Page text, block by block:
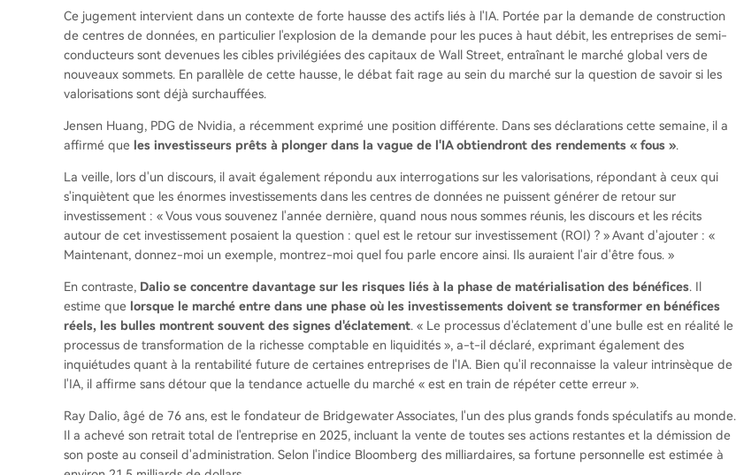
Ce jugement intervient dans un contexte de forte hausse des actifs liés à l'IA. Portée par la demande de construction
de centres de données, en particulier l'explosion de la demande pour les puces à haut débit, les entreprises de semi-
conducteurs sont devenues les cibles privilégiées des capitaux de Wall Street, entraînant le marché global vers de
nouveaux sommets. En parallèle de cette hausse, le débat fait rage au sein du marché sur la question de savoir si les
valorisations sont déjà surchauffées.
Jensen Huang, PDG de Nvidia, a récemment exprimé une position différente. Dans ses déclarations cette semaine, il a
affirmé que les investisseurs prêts à plonger dans la vague de l'IA obtiendront des rendements « fous ».
La veille, lors d'un discours, il avait également répondu aux interrogations sur les valorisations, répondant à ceux qui
s'inquiètent que les énormes investissements dans les centres de données ne puissent générer de retour sur
investissement : « Vous vous souvenez l'année dernière, quand nous nous sommes réunis, les discours et les récits
autour de cet investissement posaient la question : quel est le retour sur investissement (ROI) ? » Avant d'ajouter : «
Maintenant, donnez-moi un exemple, montrez-moi quel fou parle encore ainsi. Ils auraient l'air d'être fous. »
En contraste, Dalio se concentre davantage sur les risques liés à la phase de matérialisation des bénéfices. Il
estime que lorsque le marché entre dans une phase où les investissements doivent se transformer en bénéfices
réels, les bulles montrent souvent des signes d'éclatement. « Le processus d'éclatement d'une bulle est en réalité le
processus de transformation de la richesse comptable en liquidités », a-t-il déclaré, exprimant également des
inquiétudes quant à la rentabilité future de certaines entreprises de l'IA. Bien qu'il reconnaisse la valeur intrinsèque de
l'IA, il affirme sans détour que la tendance actuelle du marché « est en train de répéter cette erreur ».
Ray Dalio, âgé de 76 ans, est le fondateur de Bridgewater Associates, l'un des plus grands fonds spéculatifs au monde.
Il a achevé son retrait total de l'entreprise en 2025, incluant la vente de toutes ses actions restantes et la démission de
son poste au conseil d'administration. Selon l'indice Bloomberg des milliardaires, sa fortune personnelle est estimée à